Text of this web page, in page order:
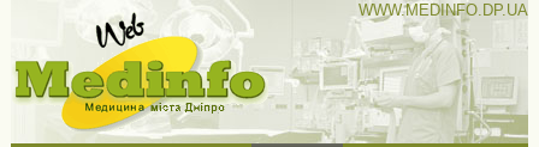
WWW.MEDINFO.DP.UA